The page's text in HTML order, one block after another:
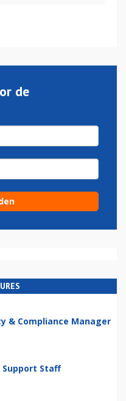
de
& Compliance Manager
Support Staff